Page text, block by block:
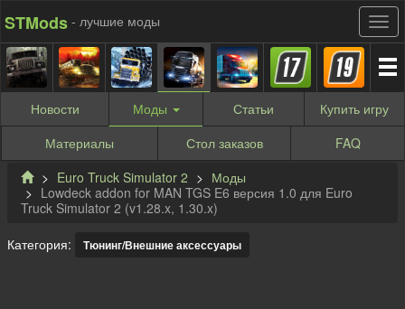
STMods - лучшие моды
Новости Моды Статьи Купить игру
Материалы
Стол заказов
FAQ
Euro Truck Simulator 2
Моды
Lowdeck addon for MAN TGS E6 версия 1.0 для Euro
Truck Simulator 2 (v1.28.x, 1.30.x)
Категория: Тюнинг/Внешние аксессуары